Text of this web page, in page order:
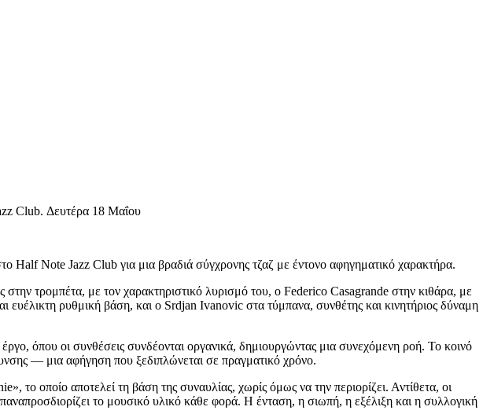
Club. Δευτέρα 18 Μαΐου
Half Note Jazz Club για μια βραδιά σύγχρονης τζαζ με έντονο αφηγηματικό χαρακτήρα.
τρομπέτα, με τον χαρακτηριστικό λυρισμό του, ο Federico Casagrande στην κιθάρα, με
ρυθμική βάση, και ο Srdjan Ivanovic στα τύμπανα, συνθέτης και κινητήριος δύναμη
όπου οι συνθέσεις συνδέονται οργανικά, δημιουργώντας μια συνεχόμενη ροή. Το κοινό
— μια αφήγηση που ξεδιπλώνεται σε πραγματικό χρόνο.
το οποίο αποτελεί τη βάση της συναυλίας, χωρίς όμως να την περιορίζει. Αντίθετα, οι
το μουσικό υλικό κάθε φορά. Η ένταση, η σιωπή, η εξέλιξη και η συλλογική